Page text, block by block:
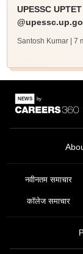
UPESSC UPTET
Santosh Kumar | 7
नवीनतम समाचार
कॉलेज समाचार